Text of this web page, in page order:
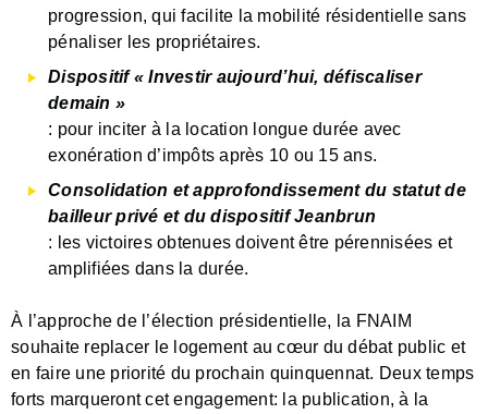
progression, qui facilite la mobilité résidentielle sans
pénaliser les propriétaires.
Dispositif « Investir aujourd’hui, défiscaliser
demain »
: pour inciter à la location longue durée avec
exonération d’impôts après 10 ou 15 ans.
Consolidation et approfondissement du statut de
bailleur privé et du dispositif Jeanbrun
: les victoires obtenues doivent être pérennisées et
amplifiées dans la durée.
À l’approche de l’élection présidentielle, la FNAIM
souhaite replacer le logement au cœur du débat public et
en faire une priorité du prochain quinquennat. Deux temps
forts marqueront cet engagement: la publication, à la